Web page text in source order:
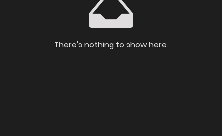
There's nothing to show here.